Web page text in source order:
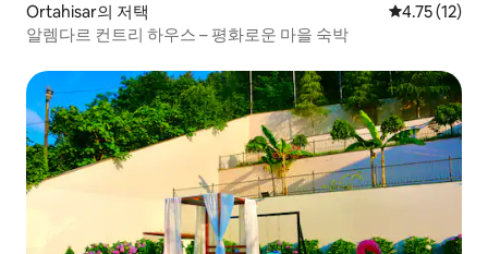
Ortahisar의 저택 평점 4.75점
4.75 (12)
알렘다르 컨트리 하우스 – 평화로운 마을 숙박